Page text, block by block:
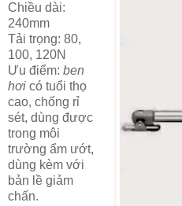
Chiều dài:
240mm
Tải trọng: 80,
100, 120N
Ưu điểm: ben
hơi có tuổi thọ
cao, chống rỉ
sét, dùng được
trong môi
trường ẩm ướt,
dùng kèm với
bản lề giảm
chấn.